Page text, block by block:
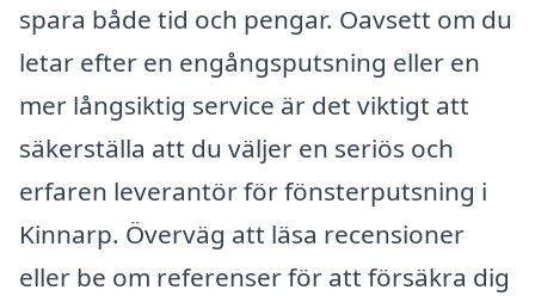
spara både tid och pengar. Oavsett om du
letar efter en engångsputsning eller en
mer långsiktig service är det viktigt att
säkerställa att du väljer en seriös och
erfaren leverantör för fönsterputsning i
Kinnarp. Överväg att läsa recensioner
eller be om referenser för att försäkra dig